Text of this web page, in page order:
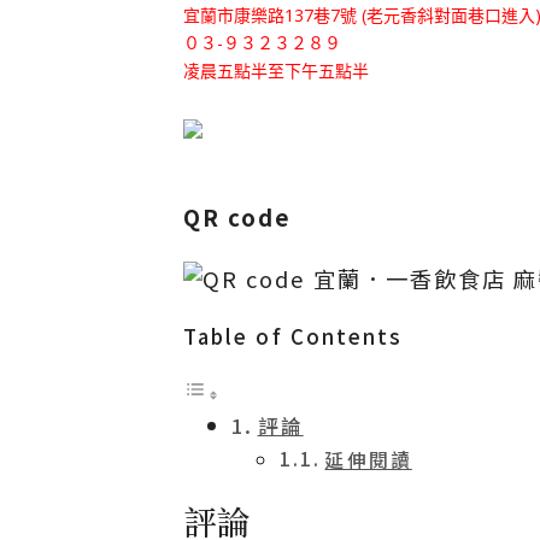
宜蘭市康樂路137巷7號 (老元香斜對面巷口進入)
０３-９３２３２８９
凌晨五點半至下午五點半
QR code
Table of Contents
評論
延伸閱讀
評論